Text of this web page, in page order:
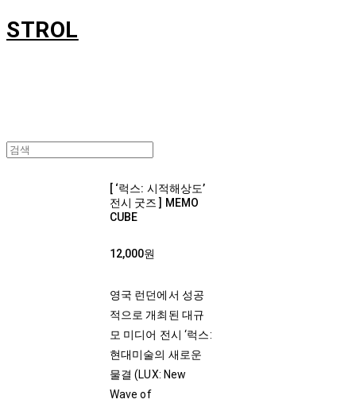
STROL
[ ‘럭스: 시적해상도’
전시 굿즈 ] MEMO
CUBE
12,000원
영국 런던에서 성공
적으로 개최된 대규
모 미디어 전시 ‘럭스:
현대미술의 새로운
물결 (LUX: New
Wave of